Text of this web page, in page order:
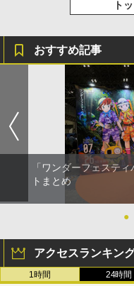
ト
おすすめ記事
「ワンダーフェステ
トまとめ
●
アクセスランキン
1時間 24時間